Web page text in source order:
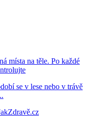
místa na těle. Po každé
se v lese nebo v trávě